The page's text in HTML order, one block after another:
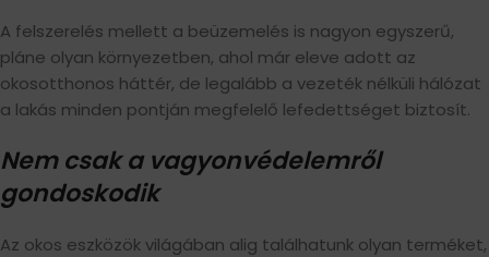
A felszerelés mellett a beüzemelés is nagyon egyszerű,
pláne olyan környezetben, ahol már eleve adott az
okosotthonos háttér, de legalább a vezeték nélküli hálózat
a lakás minden pontján megfelelő lefedettséget biztosít.
Nem csak a vagyonvédelemről
gondoskodik
Az okos eszközök világában alig találhatunk olyan terméket,